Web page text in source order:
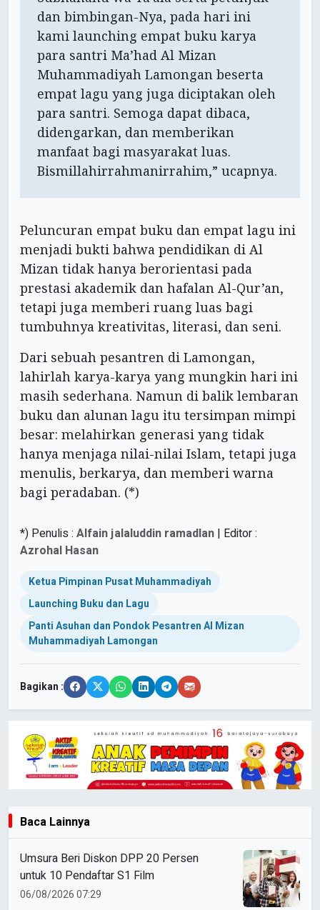
dan bimbingan-Nya, pada hari ini
kami launching empat buku karya
para santri Ma’had Al Mizan
Muhammadiyah Lamongan beserta
empat lagu yang juga diciptakan oleh
para santri. Semoga dapat dibaca,
didengarkan, dan memberikan
manfaat bagi masyarakat luas.
Bismillahirrahmanirrahim,” ucapnya.
Peluncuran empat buku dan empat lagu ini
menjadi bukti bahwa pendidikan di Al
Mizan tidak hanya berorientasi pada
prestasi akademik dan hafalan Al-Qur’an,
tetapi juga memberi ruang luas bagi
tumbuhnya kreativitas, literasi, dan seni.
Dari sebuah pesantren di Lamongan,
lahirlah karya-karya yang mungkin hari ini
masih sederhana. Namun di balik lembaran
buku dan alunan lagu itu tersimpan mimpi
besar: melahirkan generasi yang tidak
hanya menjaga nilai-nilai Islam, tetapi juga
menulis, berkarya, dan memberi warna
bagi peradaban. (*)
*) Penulis : Alfain jalaluddin ramadlan | Editor :
Azrohal Hasan
Ketua Pimpinan Pusat Muhammadiyah
Launching Buku dan Lagu
Panti Asuhan dan Pondok Pesantren Al Mizan
Muhammadiyah Lamongan
Bagikan :
Baca Lainnya
Umsura Beri Diskon DPP 20 Persen
untuk 10 Pendaftar S1 Film
06/08/2026 07:29